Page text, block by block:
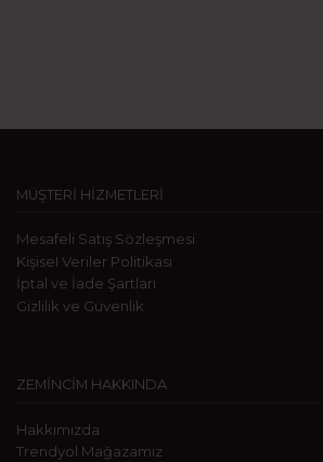
MÜŞTERİ HİZMETLERİ
Mesafeli Satış Sözleşmesi
KişiseI Veriler Politikası
İptal ve İade Şartları
Gizlilik ve Güvenlik
ZEMİNCİM HAKKINDA
Hakkımızda
Trendyol Mağazamız